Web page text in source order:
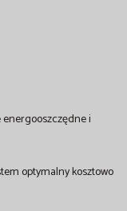
i
optymalny kosztowo